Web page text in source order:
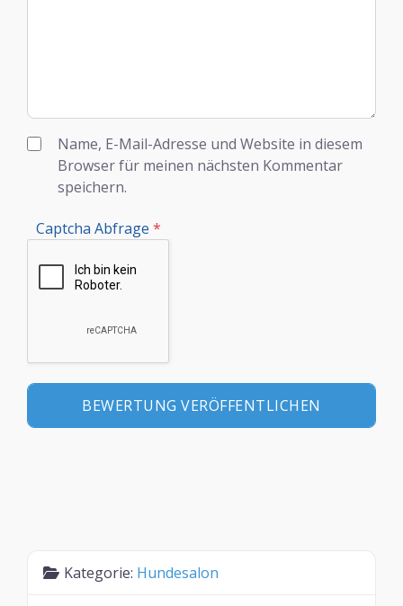
Name, E-Mail-Adresse und Website in diesem
Browser für meinen nächsten Kommentar
speichern.
Captcha Abfrage *
Kategorie: Hundesalon